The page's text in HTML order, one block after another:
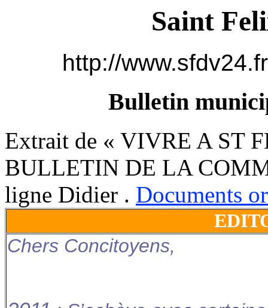
Saint
http://
Bulletin
Extrait de « VIVRE A ST
BULLETIN DE LA
ligne Didier . Documents
Chers Concitoyens,